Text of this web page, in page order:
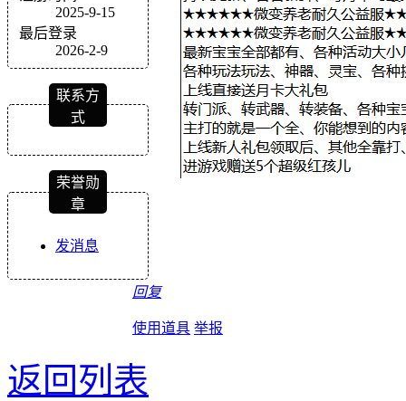
2025-9-15
最后登录
2026-2-9
联系方
式
荣誉勋
章
发消息
回复
使用道具 举报
返回列表